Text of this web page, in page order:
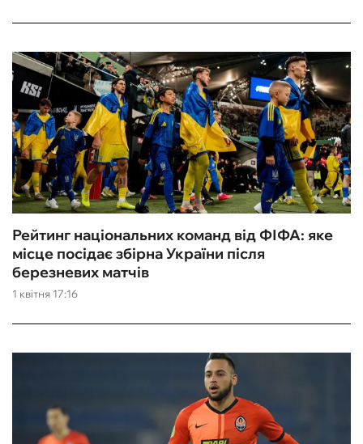
1 квітня 17:16
Рейтинг національних команд від ФІФА: яке
місце посідає збірна України після
березневих матчів